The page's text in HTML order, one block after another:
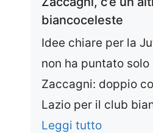
biancoceleste
Idee chiare per la
non ha puntato
Zaccagni: doppio
Lazio per il club
Leggi tutto